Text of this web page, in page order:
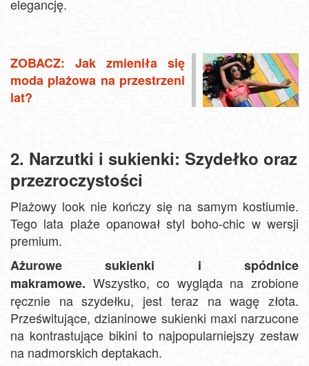
elegancję.
ZOBACZ: Jak zmieniła się
moda plażowa na przestrzeni
lat?
2. Narzutki i sukienki: Szydełko oraz
przezroczystości
Plażowy look nie kończy się na samym kostiumie.
Tego lata plaże opanował styl boho-chic w wersji
premium.
Ażurowe sukienki i spódnice
makramowe. Wszystko, co wygląda na zrobione
ręcznie na szydełku, jest teraz na wagę złota.
Prześwitujące, dzianinowe sukienki maxi narzucone
na kontrastujące bikini to najpopularniejszy zestaw
na nadmorskich deptakach.